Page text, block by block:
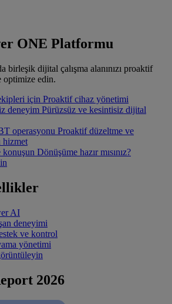
ONE Platformu
birleşik dijital çalışma alanınızı proaktif
optimize edin.
için Proaktif cihaz yönetimi
deneyim Pürüzsüz ve kesintisiz dijital
operasyonu Proaktif düzeltme ve
hizmet
Dönüşüme hazır mısınız?
AI
deneyimi
ve kontrol
yönetimi
2026